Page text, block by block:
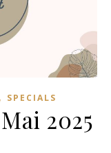
, SPECIALS
2025